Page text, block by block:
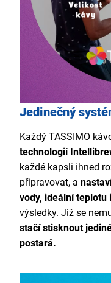
Jedinečný
Každý TASSIMO
technologií
každé kapsli ihned
připravovat, a
vody, ideální teplotu
výsledky. Již se
stačí stisknout
postará.